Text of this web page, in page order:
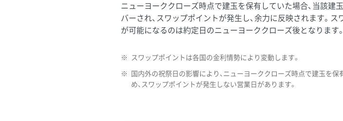
ニューヨーククローズ時点で建玉を保有していた場合、当該建
バーされ、スワップポイントが発生し、余力に反映されます。
が可能になるのは約定日のニューヨーククローズ後となります
※ スワップポイントは各国の金利情勢により変動します。
※
国内外の祝祭日の影響により、ニューヨーククローズ時点で建玉を
め、スワップポイントが発生しない営業日があります。